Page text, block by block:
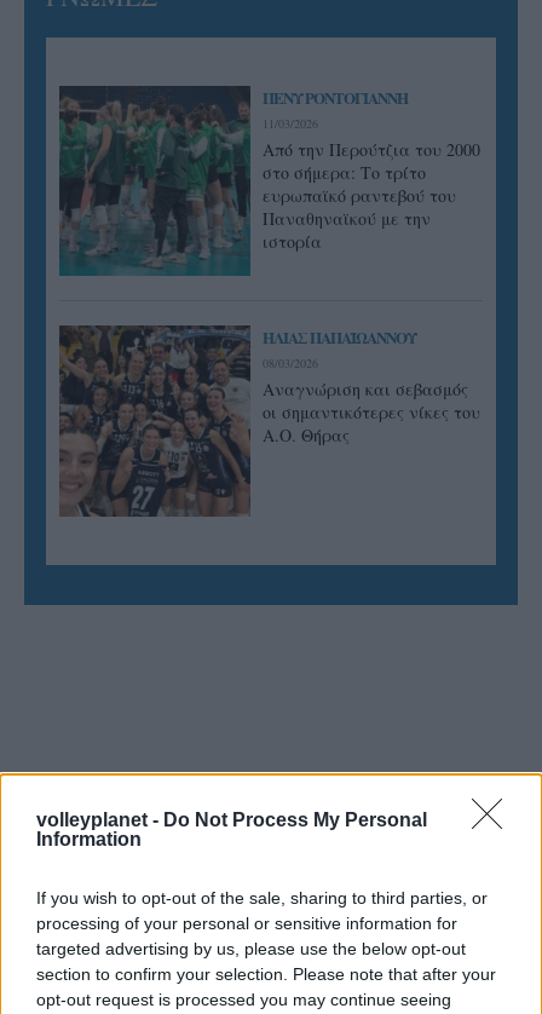
volleyplanet - Do Not Process My Personal
Information
If you wish to opt-out of the sale, sharing to third parties, or
processing of your personal or sensitive information for
targeted advertising by us, please use the below opt-out
section to confirm your selection. Please note that after your
opt-out request is processed you may continue seeing
ΠΕΝΥ ΡΟΝΤΟΓΙΑΝΝΗ
11/03/2026
Από την Περούτζια του 2000
στο σήμερα: Tο τρίτο
ευρωπαϊκό ραντεβού του
Παναθηναϊκού με την
ιστορία
ΗΛΙΑΣ ΠΑΠΑΪΩΑΝΝΟΥ
08/03/2026
Αναγνώριση και σεβασμός
οι σημαντικότερες νίκες του
Α.Ο. Θήρας